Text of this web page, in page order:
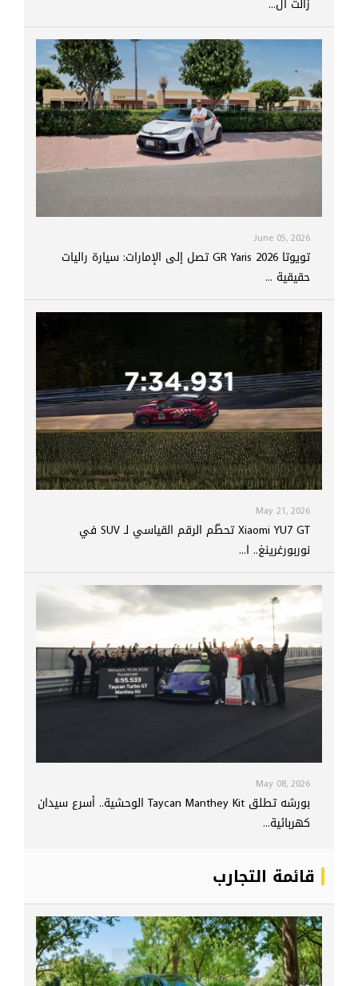
زالت ال...
June 05, 2026
تويوتا GR Yaris 2026 تصل إلى الإمارات: سيارة راليات
حقيقية ...
May 21, 2026
Xiaomi YU7 GT تحطّم الرقم القياسي لـ SUV في
نوربورغرينغ.. ا...
May 08, 2026
بورشه تطلق Taycan Manthey Kit الوحشية.. أسرع سيدان
كهربائية...
قائمة التجارب